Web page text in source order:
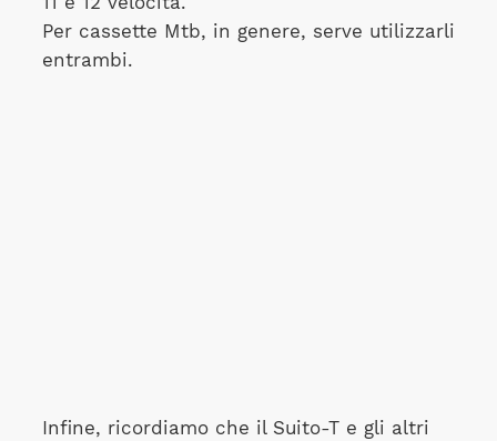
Per cassette Mtb, in genere, serve utilizzarli
entrambi.
Infine, ricordiamo che il Suito-T e gli altri